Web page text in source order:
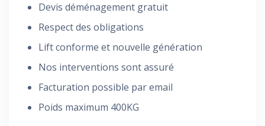
Devis déménagement gratuit
Respect des obligations
Lift conforme et nouvelle génération
Nos interventions sont assuré
Facturation possible par email
Poids maximum 400KG